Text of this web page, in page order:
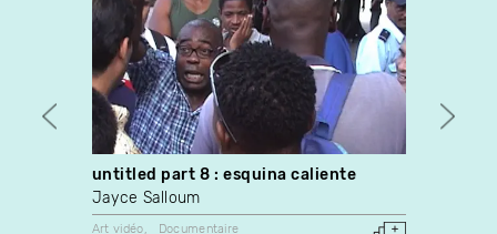
untitled part 8 : esquina caliente
Jayce Salloum
Art vidéo
Documentaire